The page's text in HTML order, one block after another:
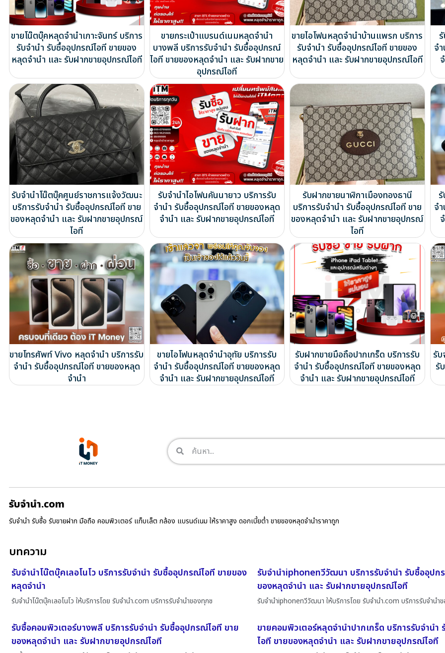
ขายโน๊ตบุ๊คหลุดจำนำเกาะจันทร์ บริการ
รับจำนำ รับซื้ออุปกรณ์ไอที ขายของ
หลุดจำนำ และ รับฝากขายอุปกรณ์ไอที
ขายกระเป๋าแบรนด์เนมหลุดจำนำ
บางพลี บริการรับจำนำ รับซื้ออุปกรณ์
ไอที ขายของหลุดจำนำ และ รับฝากขาย
อุปกรณ์ไอที
ขายไอโฟนหลุดจำนำบ้านแพรก บริการ
รับจำนำ รับซื้ออุปกรณ์ไอที ขายของ
หลุดจำนำ และ รับฝากขายอุปกรณ์ไอที
จ
รับจำนำโน๊ตบุ๊คศูนย์ราชการแจ้งวัฒนะ
บริการรับจำนำ รับซื้ออุปกรณ์ไอที ขาย
ของหลุดจำนำ และ รับฝากขายอุปกรณ์
ไอที
รับจำนำไอโฟนคันนายาว บริการรับ
จำนำ รับซื้ออุปกรณ์ไอที ขายของหลุด
จำนำ และ รับฝากขายอุปกรณ์ไอที
รับฝากขายนาฬิกาเมืองทองธานี
บริการรับจำนำ รับซื้ออุปกรณ์ไอที ขาย
ของหลุดจำนำ และ รับฝากขายอุปกรณ์
ไอที
จ
ขายโทรศัพท์ Vivo หลุดจำนำ บริการรับ
จำนำ รับซื้ออุปกรณ์ไอที ขายของหลุด
จำนำ
ขายไอโฟนหลุดจำนำอุทัย บริการรับ
จำนำ รับซื้ออุปกรณ์ไอที ขายของหลุด
จำนำ และ รับฝากขายอุปกรณ์ไอที
รับฝากขายมือถือปากเกร็ด บริการรับ
จำนำ รับซื้ออุปกรณ์ไอที ขายของหลุด
จำนำ และ รับฝากขายอุปกรณ์ไอที
รั
รั
รับจํานํา.com
รับจำนำ รับซื้อ รับขายฝาก มือถือ คอมพิวเตอร์ แท็บเล็ต กล้อง แบรนด์เนม ให้ราคาสูง ดอกเบี้ยต่ำ ขายของหลุดจำนำราคาถูก
บทความ
รับจำนำโน๊ตบุ๊คเลอโนโว บริการรับจำนำ รับซื้ออุปกรณ์ไอที ขายของ
หลุดจำนำ
รับจำนำโน๊ตบุ๊คเลอโนโว ให้บริการโดย รับจํานํา.com บริการรับจำนำของทุกช
รับจำนำiphoneทวีวัฒนา บริการรับจำนำ รับซื้ออุปก
ของหลุดจำนำ และ รับฝากขายอุปกรณ์ไอที
รับจำนำiphoneทวีวัฒนา ให้บริการโดย รับจํานํา.com บริการรับจำนำ
รับซื้อคอมพิวเตอร์บางพลี บริการรับจำนำ รับซื้ออุปกรณ์ไอที ขาย
ของหลุดจำนำ และ รับฝากขายอุปกรณ์ไอที
ขายคอมพิวเตอร์หลุดจำนำปากเกร็ด บริการรับจำน
ไอที ขายของหลุดจำนำ และ รับฝากขายอุปกรณ์ไอที